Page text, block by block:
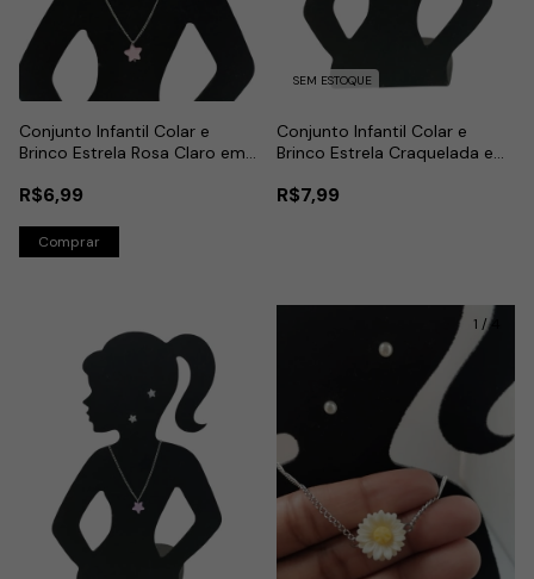
Conjunto Infantil Colar e
Brinco Estrela Rosa Claro em
R$6,99
SEM ESTOQUE
Conjunto Infantil Colar e
Brinco Estrela Craquelada em
R$7,99
1 /4